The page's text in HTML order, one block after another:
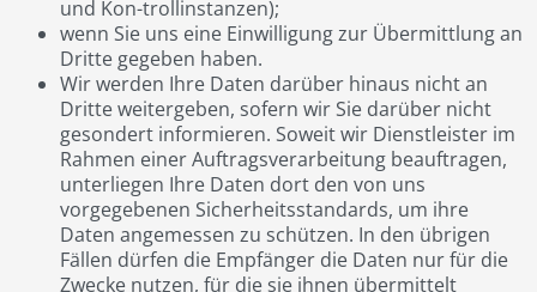
und Kon-trollinstanzen);
wenn Sie uns eine Einwilligung zur Übermittlung an
Dritte gegeben haben.
Wir werden Ihre Daten darüber hinaus nicht an
Dritte weitergeben, sofern wir Sie darüber nicht
gesondert informieren. Soweit wir Dienstleister im
Rahmen einer Auftragsverarbeitung beauftragen,
unterliegen Ihre Daten dort den von uns
vorgegebenen Sicherheitsstandards, um ihre
Daten angemessen zu schützen. In den übrigen
Fällen dürfen die Empfänger die Daten nur für die
Zwecke nutzen, für die sie ihnen übermittelt